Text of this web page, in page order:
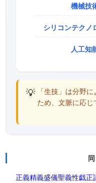
機械技
シリコンテクノ
人工知
💡 「生技」は分野
ため、文脈に応
正義精義盛儀聖義性戯正